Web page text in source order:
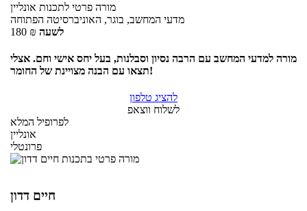
מורה פרטי לתכנות אונליין
מדעי המחשב, בוגר, האוניברסיטה הפתוחה
180 ₪ לשעה
מורה למדעי המחשב עם הרבה נסיון וסבלנות, בעל יחס אישי וחם. אצלי
תצאו עם הבנה מצויינת של החומר!
להציג טלפון
לשלוח ווצאפ
לפרופיל המלא
אונליין
פרונטלי
חיים דדון